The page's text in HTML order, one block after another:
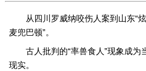
从四川罗威纳咬伤人案到山东“炫
麦兜巴顿”。
古人批判的“率兽食人”现象成为
现实。